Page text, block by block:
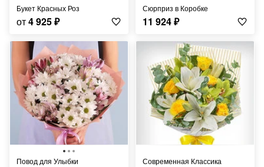
Букет Красных Роз
от4 925₽
Сюрприз в Коробке
11 924₽
Повод для Улыбки Современная Классика